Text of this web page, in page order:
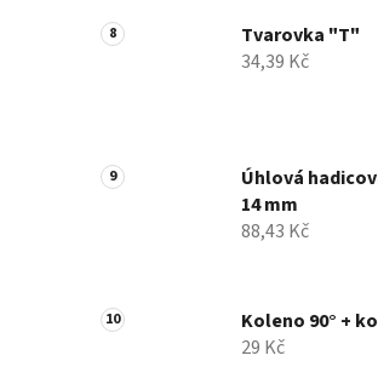
Tvarovka "T"
34,39 Kč
Úhlová
14 mm
88,43 Kč
Koleno 90° +
29 Kč